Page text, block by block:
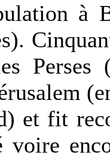
à
et fit